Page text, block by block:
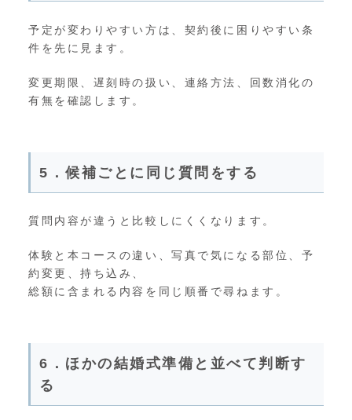
予定が変わりやすい方は、契約後に困りやすい条
件を先に見ます。
変更期限、遅刻時の扱い、連絡方法、回数消化の
有無を確認します。
5．候補ごとに同じ質問をする
質問内容が違うと比較しにくくなります。
体験と本コースの違い、写真で気になる部位、予
約変更、持ち込み、
総額に含まれる内容を同じ順番で尋ねます。
6．ほかの結婚式準備と並べて判断す
る